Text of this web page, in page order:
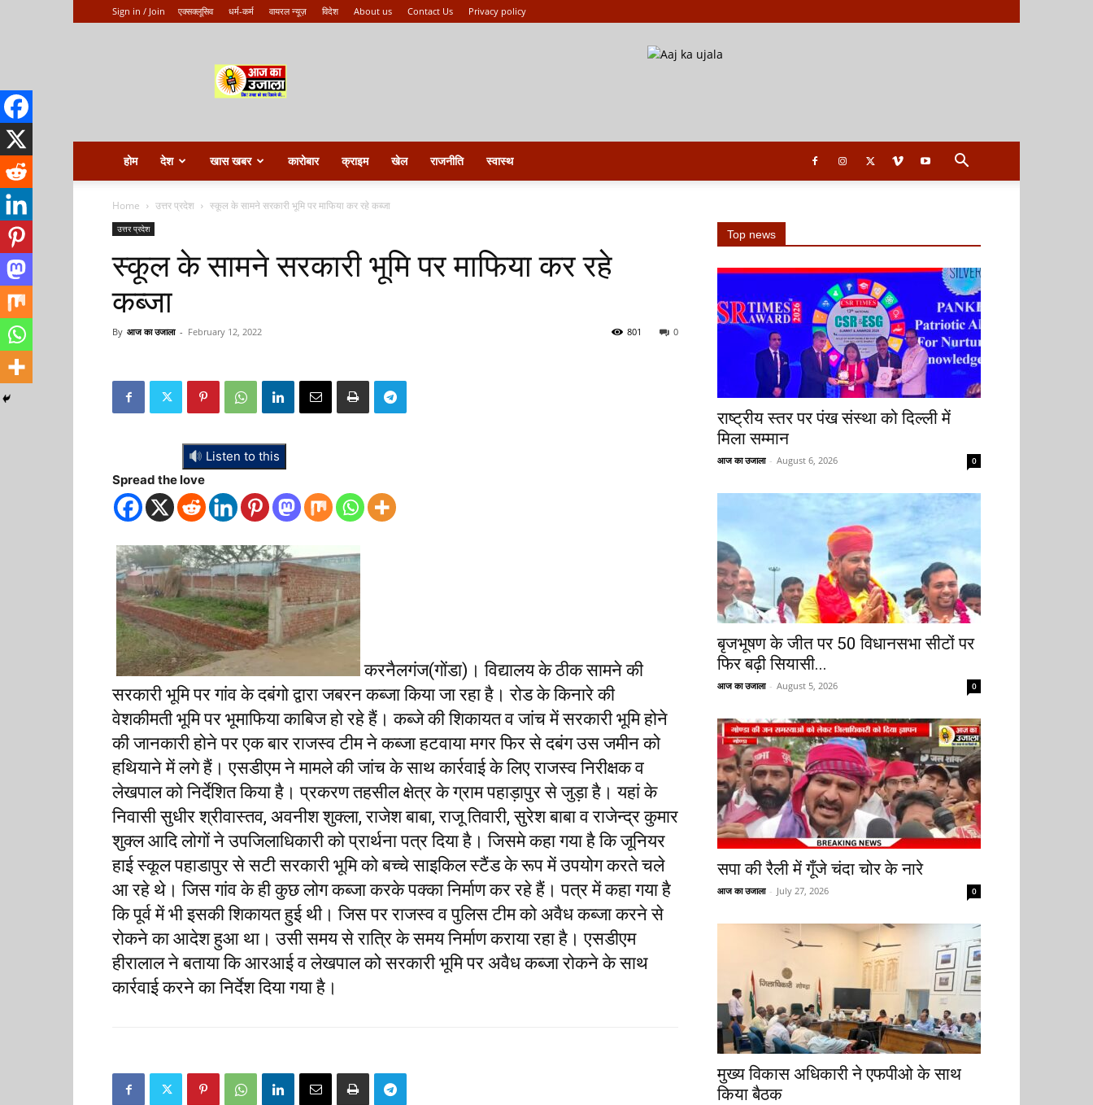
Sign in / Join एक्सक्लूसिव धर्म-कर्म वायरल न्यूज़ विदेश About us Contact Us Privacy policy
ka
ujala
होम देश खास खबर कारोबार क्राइम खेल राजनीति स्वास्थ
Home उत्तर प्रदेश स्कूल के सामने सरकारी भूमि पर माफिया कर रहे कब्जा
उत्तर प्रदेश
स्कूल के सामने सरकारी भूमि पर माफिया कर रहे
कब्जा
By आज का उजाला - February 12, 2022 0
801
Listen to this
Spread the love
करनैलगंज(गोंडा)। विद्यालय के ठीक सामने की
सरकारी भूमि पर गांव के दबंगो द्वारा जबरन कब्जा किया जा रहा है। रोड के किनारे की
वेशकीमती भूमि पर भूमाफिया काबिज हो रहे हैं। कब्जे की शिकायत व जांच में सरकारी भूमि होने
की जानकारी होने पर एक बार राजस्व टीम ने कब्जा हटवाया मगर फिर से दबंग उस जमीन को
हथियाने में लगे हैं। एसडीएम ने मामले की जांच के साथ कार्रवाई के लिए राजस्व निरीक्षक व
लेखपाल को निर्देशित किया है। प्रकरण तहसील क्षेत्र के ग्राम पहाड़ापुर से जुड़ा है। यहां के
निवासी सुधीर श्रीवास्तव, अवनीश शुक्ला, राजेश बाबा, राजू तिवारी, सुरेश बाबा व राजेन्द्र कुमार
शुक्ल आदि लोगों ने उपजिलाधिकारी को प्रार्थना पत्र दिया है। जिसमे कहा गया है कि जूनियर
हाई स्कूल पहाडापुर से सटी सरकारी भूमि को बच्चे साइकिल स्टैंड के रूप में उपयोग करते चले
आ रहे थे। जिस गांव के ही कुछ लोग कब्जा करके पक्का निर्माण कर रहे हैं। पत्र में कहा गया है
कि पूर्व में भी इसकी शिकायत हुई थी। जिस पर राजस्व व पुलिस टीम को अवैध कब्जा करने से
रोकने का आदेश हुआ था। उसी समय से रात्रि के समय निर्माण कराया रहा है। एसडीएम
हीरालाल ने बताया कि आरआई व लेखपाल को सरकारी भूमि पर अवैध कब्जा रोकने के साथ
कार्रवाई करने का निर्देश दिया गया है।
Top news
राष्ट्रीय स्तर पर पंख संस्था को दिल्ली में
मिला सम्मान
आज का उजाला - August 6, 2026 0
बृजभूषण के जीत पर 50 विधानसभा सीटों पर
फिर बढ़ी सियासी...
आज का उजाला - August 5, 2026 0
सपा की रैली में गूँजे चंदा चोर के नारे
आज का उजाला - July 27, 2026 0
मुख्य विकास अधिकारी ने एफपीओ के साथ
किया बैठक